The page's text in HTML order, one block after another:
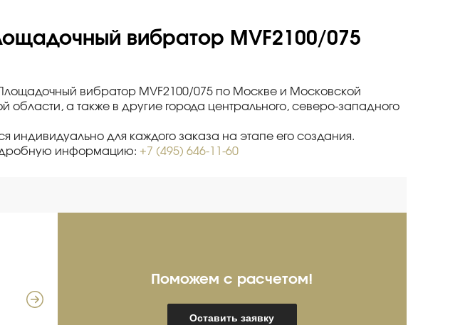
вибратор MVF2100/075
Площадочный вибратор MVF2100/075 по Москве и Московской
области, а также в другие города центрального, северо-западного
индивидуально для каждого заказа на этапе его создания.
информацию: +7 (495) 646-11-60
Серебряков Александр
Поможем с расчетом!
Оставить заявку